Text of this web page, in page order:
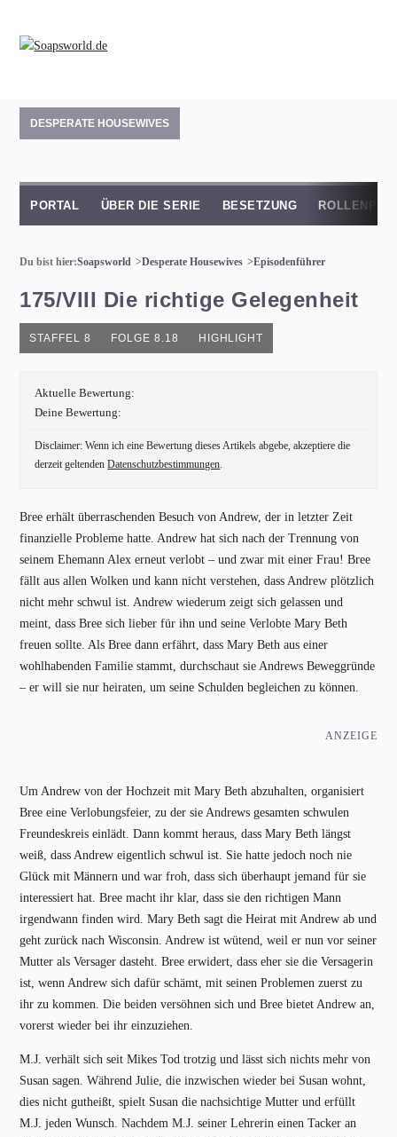
DESPERATE HOUSEWIVES
PORTAL ÜBER DIE SERIE BESETZUNG
Du bist hier:Soapsworld Desperate Housewives Episodenführer
175/VIII Die richtige Gelegenheit
STAFFEL 8 FOLGE 8.18 HIGHLIGHT
Aktuelle Bewertung:
Deine Bewertung:
Disclaimer: Wenn ich eine Bewertung dieses Artikels abgebe, akzeptiere die
derzeit geltendenDatenschutzbestimmungen.
Bree erhält überraschenden Besuch von Andrew, der in letzter Zeit
finanzielle Probleme hatte. Andrew hat sich nach der Trennung von
seinem Ehemann Alex erneut verlobt – und zwar mit einer Frau! Bree
fällt aus allen Wolken und kann nicht verstehen, dass Andrew plötzlich
nicht mehr schwul ist. Andrew wiederum zeigt sich gelassen und
meint, dass Bree sich lieber für ihn und seine Verlobte Mary Beth
freuen sollte. Als Bree dann erfährt, dass Mary Beth aus einer
wohlhabenden Familie stammt, durchschaut sie Andrews Beweggründe
– er will sie nur heiraten, um seine Schulden begleichen zu können.
ANZEIGE
Um Andrew von der Hochzeit mit Mary Beth abzuhalten, organisiert
Bree eine Verlobungsfeier, zu der sie Andrews gesamten schwulen
Freundeskreis einlädt. Dann kommt heraus, dass Mary Beth längst
weiß, dass Andrew eigentlich schwul ist. Sie hatte jedoch noch nie
Glück mit Männern und war froh, dass sich überhaupt jemand für sie
interessiert hat. Bree macht ihr klar, dass sie den richtigen Mann
irgendwann finden wird. Mary Beth sagt die Heirat mit Andrew ab und
geht zurück nach Wisconsin. Andrew ist wütend, weil er nun vor seiner
Mutter als Versager dasteht. Bree erwidert, dass eher sie die Versagerin
ist, wenn Andrew sich dafür schämt, mit seinen Problemen zuerst zu
ihr zu kommen. Die beiden versöhnen sich und Bree bietet Andrew an,
vorerst wieder bei ihr einzuziehen.
M.J. verhält sich seit Mikes Tod trotzig und lässt sich nichts mehr von
Susan sagen. Während Julie, die inzwischen wieder bei Susan wohnt,
dies nicht gutheißt, spielt Susan die nachsichtige Mutter und erfüllt
M.J. jeden Wunsch. Nachdem M.J. seiner Lehrerin einen Tacker an